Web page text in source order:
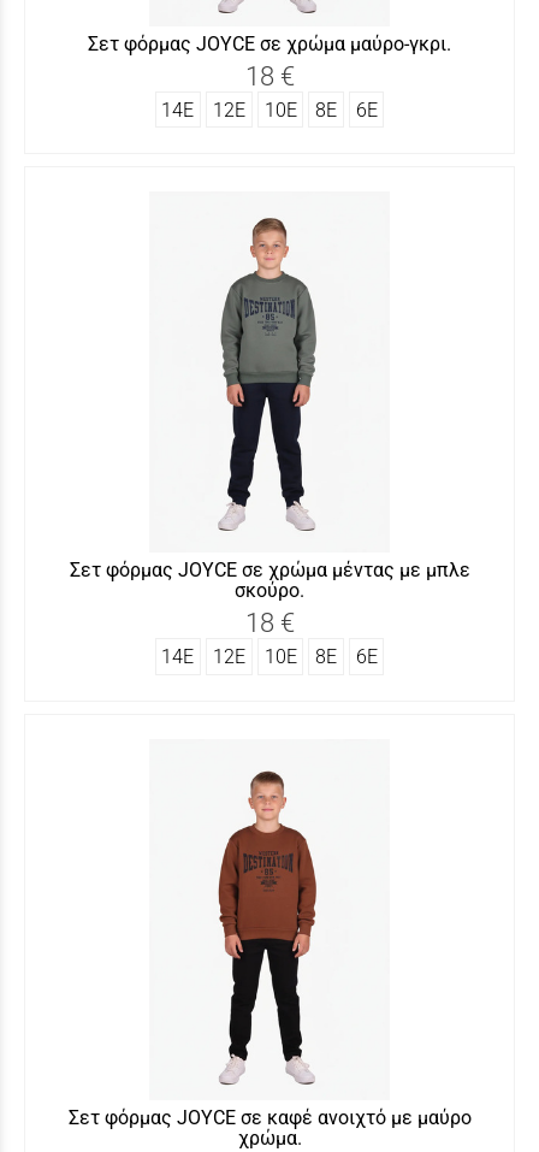
Σετ φόρμας JOYCΕ σε χρώμα μαύρο-γκρι.
18 €
14Ε 12Ε 10Ε 8Ε 6Ε
Σετ φόρμας JOYCΕ σε χρώμα μέντας με μπλε
σκούρο.
18 €
14Ε 12Ε 10Ε 8Ε 6Ε
Σετ φόρμας JOYCΕ σε καφέ ανοιχτό με μαύρο
χρώμα.